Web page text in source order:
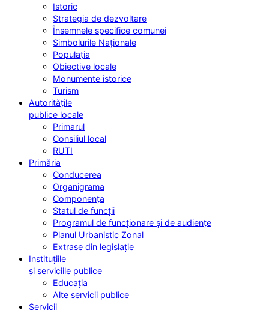
Istoric
Strategia de dezvoltare
Însemnele specifice comunei
Simbolurile Naționale
Populația
Obiective locale
Monumente istorice
Turism
Autoritățile
publice locale
Primarul
Consiliul local
RUTI
Primăria
Conducerea
Organigrama
Componența
Statul de funcții
Programul de funcționare și de audiențe
Planul Urbanistic Zonal
Extrase din legislație
Instituțiile
și serviciile publice
Educația
Alte servicii publice
Servicii